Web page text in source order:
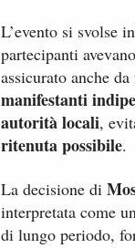
L’evento si svolse
partecipanti
assicurato anche da
manifestanti
autorità locali,
ritenuta possibile.
La decisione di
interpretata come
di lungo periodo,